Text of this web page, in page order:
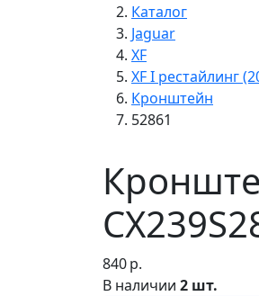
Каталог
Jaguar
XF
XF I рестайлинг
Кронштейн
52861
840р.
В наличии 2 шт.